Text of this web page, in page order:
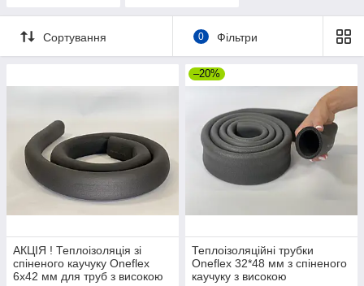
Сортування 0 Фільтри
АКЦІЯ ! Теплоізоляція зі
спіненого каучуку Oneflex
6х42 мм для труб з високою
–20%
Теплоізоляційні трубки
Oneflex 32*48 мм з спіненого
каучуку з високою